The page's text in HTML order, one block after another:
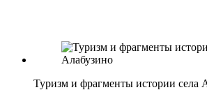
Туризм и фрагменты истории села